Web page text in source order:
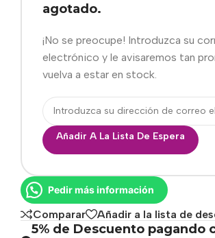
agotado.
¡No se preocupe! Introduzca su
electrónico y le avisaremos tan
vuelva a estar en stock.
Añadir A La Lista De Espera
Pedir más información
Comparar Añadir a la lista de
5% de Descuento pagando